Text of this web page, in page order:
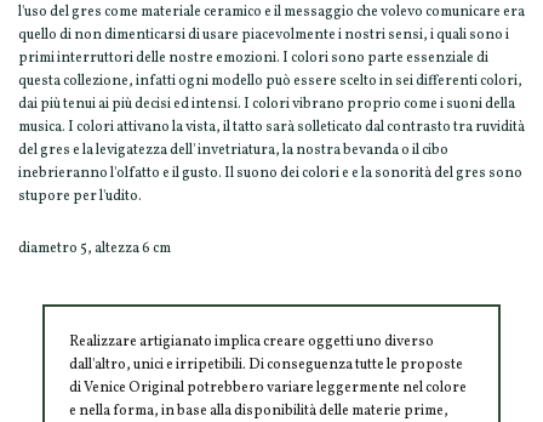
l'uso del gres come materiale ceramico e il messaggio che volevo comunicare era
quello di non dimenticarsi di usare piacevolmente i nostri sensi, i quali sono i
primi interruttori delle nostre emozioni. I colori sono parte essenziale di
questa collezione, infatti ogni modello può essere scelto in sei differenti colori,
dai più tenui ai più decisi ed intensi. I colori vibrano proprio come i suoni della
musica. I colori attivano la vista, il tatto sarà solleticato dal contrasto tra ruvidità
del gres e la levigatezza dell' invetriatura, la nostra bevanda o il cibo
inebrieranno l'olfatto e il gusto. Il suono dei colori e e la sonorità del gres sono
stupore per l'udito.
diametro 5, altezza 6 cm
Realizzare artigianato implica creare oggetti uno diverso
dall'altro, unici e irripetibili. Di conseguenza tutte le proposte
di Venice Original potrebbero variare leggermente nel colore
e nella forma, in base alla disponibilità delle materie prime,